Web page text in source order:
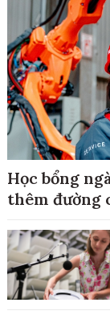
Học bổng
thêm